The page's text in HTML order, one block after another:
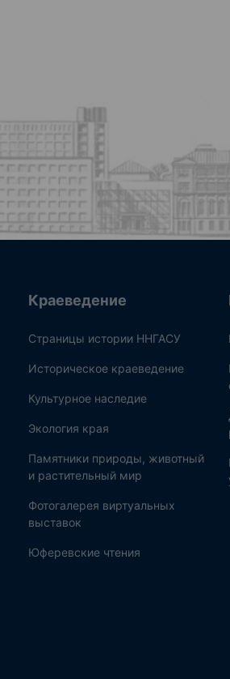
Краеведение
Страницы истории ННГАСУ
Историческое краеведение
Культурное наследие
Экология края
Памятники природы, животный
и растительный мир
Фотогалерея виртуальных
выставок
Юферевские чтения